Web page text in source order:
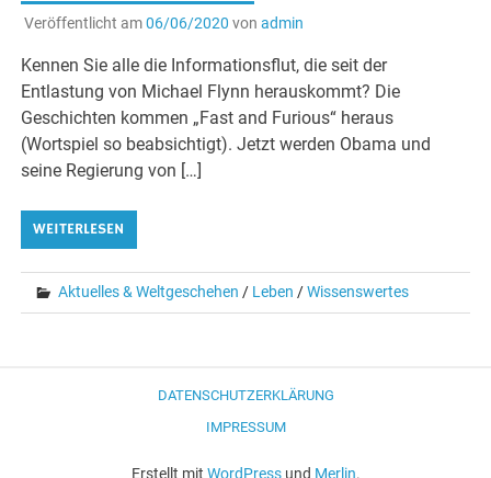
Veröffentlicht am06/06/2020 von admin
Kennen Sie alle die Informationsflut, die seit der
Entlastung von Michael Flynn herauskommt? Die
Geschichten kommen „Fast and Furious“ heraus
(Wortspiel so beabsichtigt). Jetzt werden Obama und
seine Regierung von […]
WEITERLESEN
Aktuelles & Weltgeschehen / Leben /Wissenswertes
DATENSCHUTZERKLÄRUNG
IMPRESSUM
Erstellt mit WordPressund Merlin.